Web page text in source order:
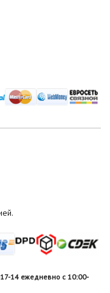
14 ежедневно с 10:00-